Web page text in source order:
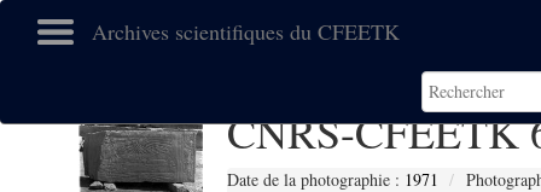
Archives scientifiques du CFEETK
CNRS-CFEETK
Date de la photographie : 1971